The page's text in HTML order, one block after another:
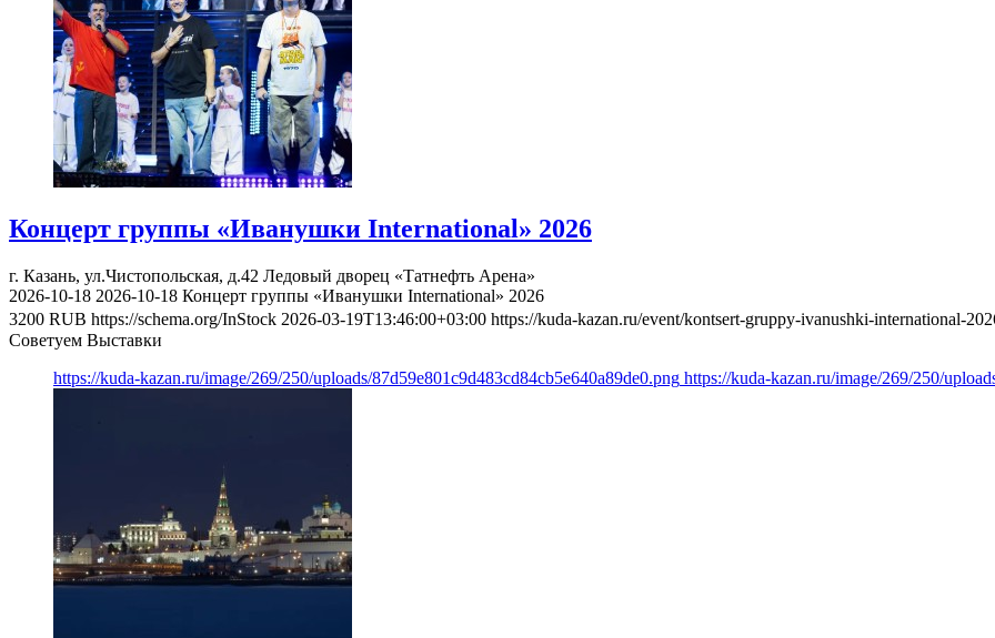
Концерт группы «Иванушки International» 2026
г. Казань, ул.Чистопольская, д.42 Ледовый дворец «Татнефть Арена»
2026-10-18 2026-10-18 Концерт группы «Иванушки International» 2026
3200 RUB https://schema.org/InStock 2026-03-19T13:46:00+03:00 https://kuda-kazan.ru/event/kontsert-gruppy-ivanushki-international-
Советуем Выставки
https://kuda-kazan.ru/image/269/250/uploads/87d59e801c9d483cd84cb5e640a89de0.png https://kuda-kazan.ru/image/269/250/